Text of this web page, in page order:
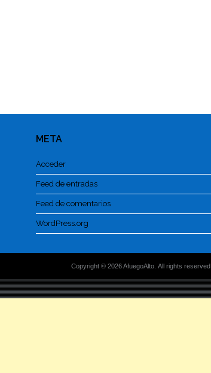
META
Acceder
Feed de entradas
Feed de comentarios
WordPress.org
Copyright © 2026 AfuegoAlto. All rights reserved.